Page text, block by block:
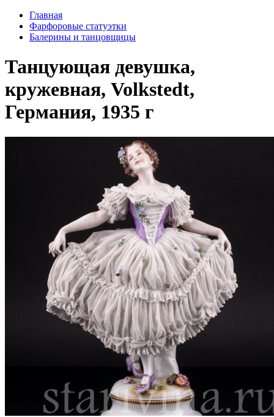
Главная
Фарфоровые статуэтки
Балерины и танцовщицы
Танцующая девушка,
кружевная, Volkstedt,
Германия, 1935 г